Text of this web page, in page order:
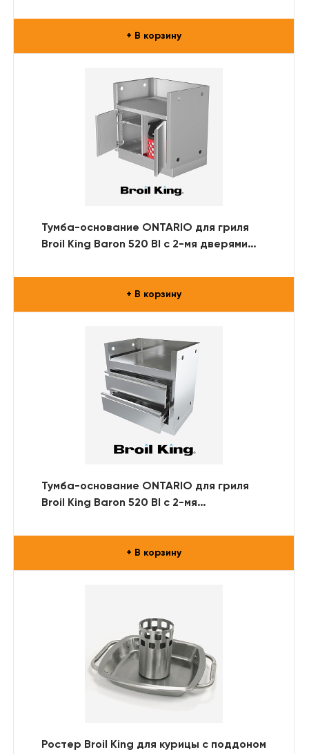
+ В корзину
Тумба-основание ONTARIO для гриля
Broil King Baron 520 BI с 2-мя дверями
+ В корзину
Тумба-основание ONTARIO для гриля
Broil King Baron 520 BI с 2-мя
+ В корзину
Ростер Broil King для курицы с поддоном